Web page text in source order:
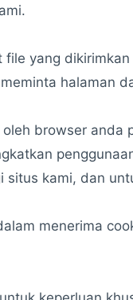
yang
halaman
browser
kami, dan
menerima